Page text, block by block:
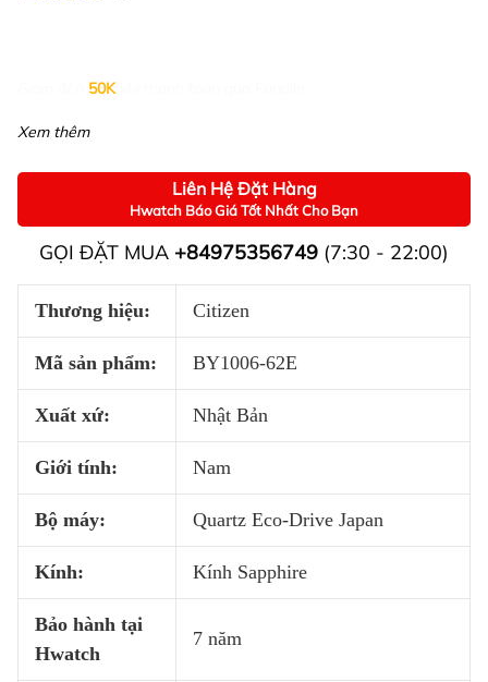
50K
Xem thêm
Liên Hệ Đặt Hàng
Hwatch Báo Giá Tốt Nhất Cho Bạn
GỌI ĐẶT MUA +84975356749 (7:30 - 22:00)
Thương hiệu: Citizen
Mã sản phẩm: BY1006-62E
Xuất xứ: Nhật Bản
Giới tính: Nam
Bộ máy: Quartz Eco-Drive Japan
Kính: Kính Sapphire
Bảo hành tại
Hwatch
7 năm